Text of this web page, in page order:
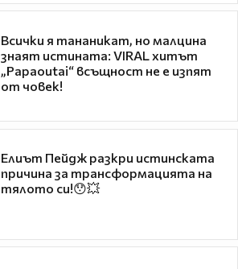
Всички я тананикат, но малцина
знаят истината: VIRAL хитът
„Papaoutai“ всъщност не е изпят
от човек!
Елиът Пейдж разкри истинската
причина за трансформацията на
тялото си!😯💥